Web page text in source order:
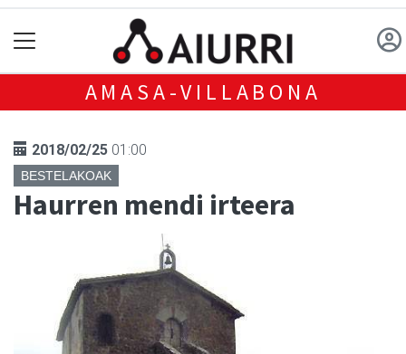
AMASA-VILLABONA
2018/02/25 01:00
BESTELAKOAK
Haurren mendi irteera